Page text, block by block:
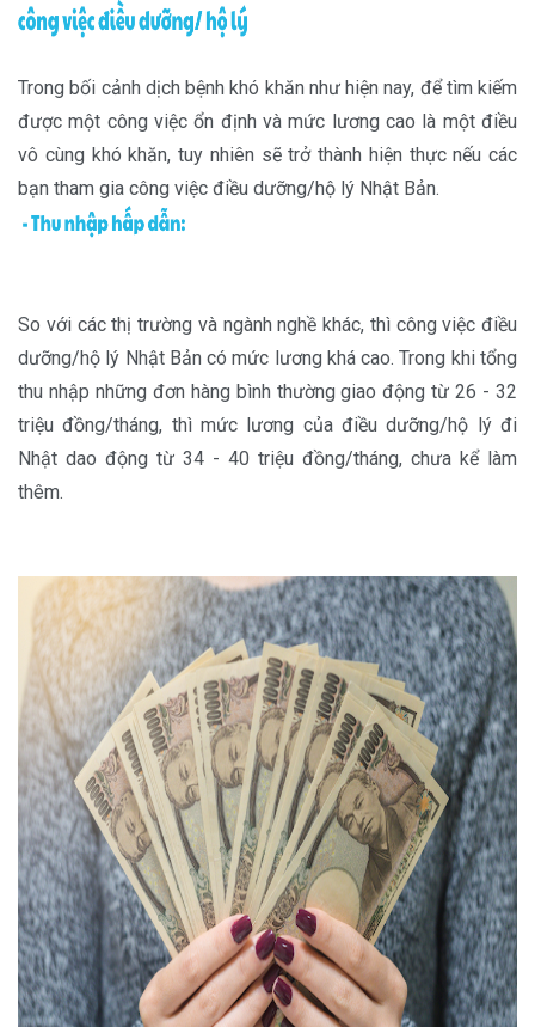
Trong bối cảnh dịch bệnh khó khăn như hiện nay, để tìm kiếm
được một công việc ổn định và mức lương cao là một điều
vô cùng khó khăn, tuy nhiên sẽ trở thành hiện thực nếu các
bạn tham gia công việc điều dưỡng/hộ lý Nhật Bản.
So với các thị trường và ngành nghề khác, thì công việc điều
dưỡng/hộ lý Nhật Bản có mức lương khá cao. Trong khi tổng
thu nhập những đơn hàng bình thường giao động từ 26 - 32
triệu đồng/tháng, thì mức lương của điều dưỡng/hộ lý đi
Nhật dao động từ 34 - 40 triệu đồng/tháng, chưa kể làm
thêm.